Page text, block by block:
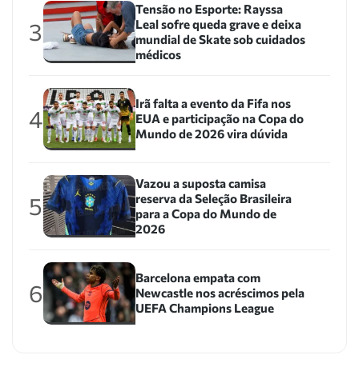
3
Tensão no Esporte: Rayssa
Leal sofre queda grave e deixa
mundial de Skate sob cuidados
médicos
4
Irã falta a evento da Fifa nos
EUA e participação na Copa do
Mundo de 2026 vira dúvida
5
Vazou a suposta camisa
reserva da Seleção Brasileira
para a Copa do Mundo de
2026
6
Barcelona empata com
Newcastle nos acréscimos pela
UEFA Champions League